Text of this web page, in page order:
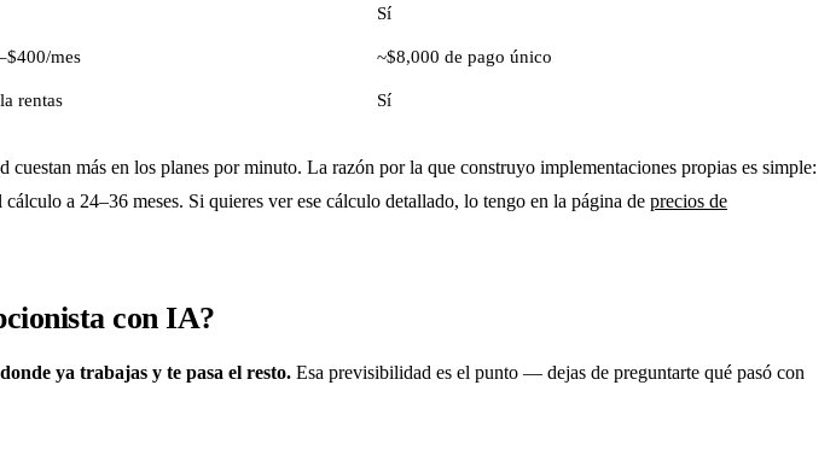
Sí
mes ~$8,000 de pago único
rentas Sí
más en los planes por minuto. La razón por la que construyo implementaciones propias es simple:
a 24–36 meses. Si quieres ver ese cálculo detallado, lo tengo en la página de precios de
con IA?
ya trabajas y te pasa el resto. Esa previsibilidad es el punto — dejas de preguntarte qué pasó con